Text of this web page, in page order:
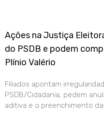
Ações na Justiça
do PSDB e podem
Plínio Valério
Filiados apontam
PSDB/Cidadania, pedem
aditiva e o preenchimento